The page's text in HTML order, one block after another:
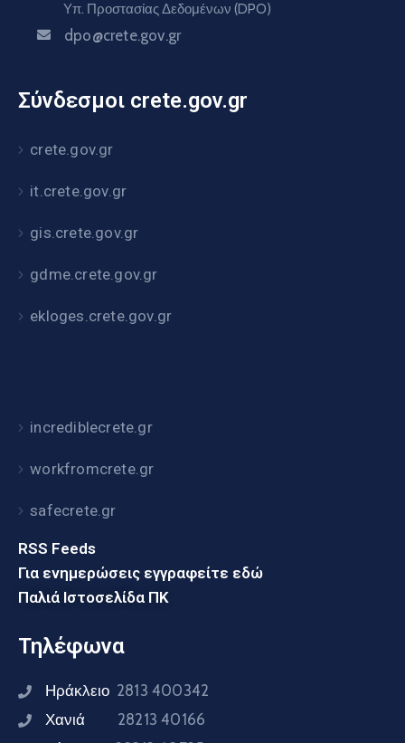
Υπ. Προστασίας Δεδομένων (DPO)
dpo@crete.gov.gr
Σύνδεσμοι crete.gov.gr
crete.gov.gr
it.crete.gov.gr
gis.crete.gov.gr
gdme.crete.gov.gr
ekloges.crete.gov.gr
incrediblecrete.gr
workfromcrete.gr
safecrete.gr
RSS Feeds
Για ενημερώσεις εγγραφείτε εδώ
Παλιά Ιστοσελίδα ΠΚ
Τηλέφωνα
Ηράκλειο 2813 400342
Χανιά 28213 40166